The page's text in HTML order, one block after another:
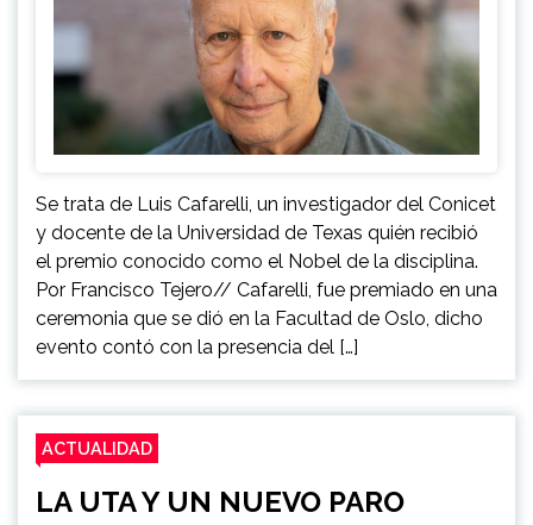
Se trata de Luis Cafarelli, un investigador del Conicet
y docente de la Universidad de Texas quién recibió
el premio conocido como el Nobel de la disciplina.
Por Francisco Tejero// Cafarelli, fue premiado en una
ceremonia que se dió en la Facultad de Oslo, dicho
evento contó con la presencia del […]
ACTUALIDAD
LA UTA Y UN NUEVO PARO